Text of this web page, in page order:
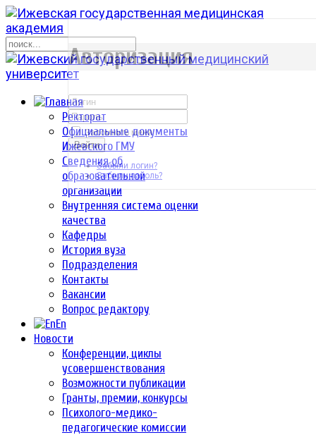
Ректорат
Официальные документы
Ижевского ГМУ
Сведения об
образовательной
организации
Внутренняя система оценки
качества
Кафедры
История вуза
Подразделения
Контакты
Вакансии
Вопрос редактору
En
Новости
Конференции, циклы
усовершенствования
Возможности публикации
Гранты, премии, конкурсы
Психолого-медико-
педагогические комиссии
р
Авторизация
Запомнить меня
Войти
Забыли логин?
Забыли пароль?